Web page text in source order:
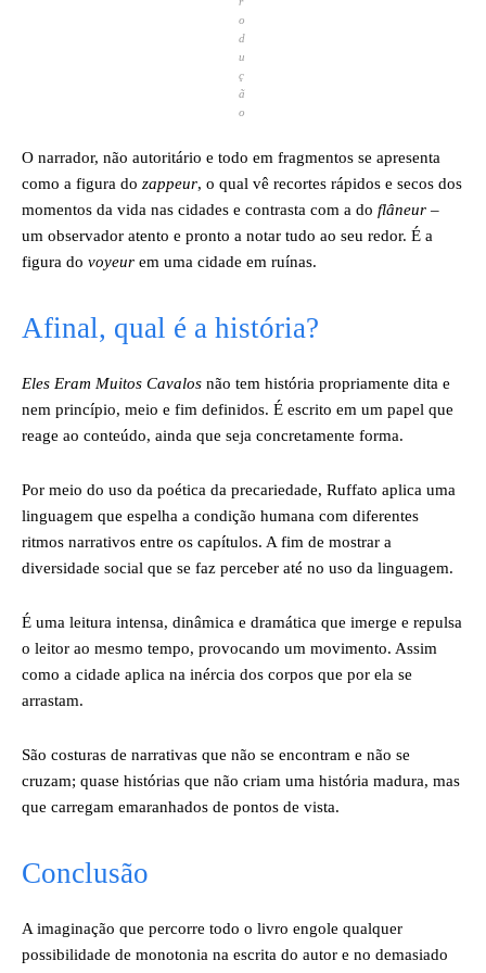
o
d
u
ç
ã
o
O narrador, não autoritário e todo em fragmentos se apresenta
como a figura do zappeur, o qual vê recortes rápidos e secos dos
momentos da vida nas cidades e contrasta com a do flâneur –
um observador atento e pronto a notar tudo ao seu redor. É a
figura do voyeur em uma cidade em ruínas.
Afinal, qual é a história?
Eles Eram Muitos Cavalos não tem história propriamente dita e
nem princípio, meio e fim definidos. É escrito em um papel que
reage ao conteúdo, ainda que seja concretamente forma.
Por meio do uso da poética da precariedade, Ruffato aplica uma
linguagem que espelha a condição humana com diferentes
ritmos narrativos entre os capítulos. A fim de mostrar a
diversidade social que se faz perceber até no uso da linguagem.
É uma leitura intensa, dinâmica e dramática que imerge e repulsa
o leitor ao mesmo tempo, provocando um movimento. Assim
como a cidade aplica na inércia dos corpos que por ela se
arrastam.
São costuras de narrativas que não se encontram e não se
cruzam; quase histórias que não criam uma história madura, mas
que carregam emaranhados de pontos de vista.
Conclusão
A imaginação que percorre todo o livro engole qualquer
possibilidade de monotonia na escrita do autor e no demasiado